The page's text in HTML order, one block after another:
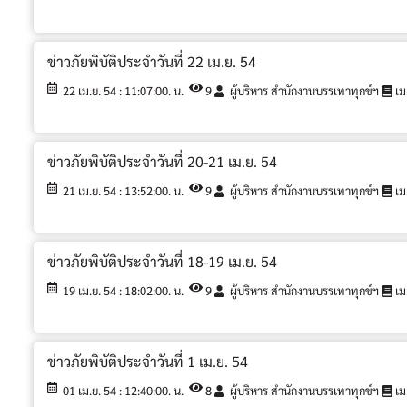
ข่าวภัยพิบัติประจำวันที่ 22 เม.ย. 54
22 เม.ย. 54 : 11:07:00. น. 9 ผู้บริหาร สำนักงานบรรเทาทุกข์ฯ เ
ข่าวภัยพิบัติประจำวันที่ 20-21 เม.ย. 54
21 เม.ย. 54 : 13:52:00. น. 9 ผู้บริหาร สำนักงานบรรเทาทุกข์ฯ เ
ข่าวภัยพิบัติประจำวันที่ 18-19 เม.ย. 54
19 เม.ย. 54 : 18:02:00. น. 9 ผู้บริหาร สำนักงานบรรเทาทุกข์ฯ เ
ข่าวภัยพิบัติประจำวันที่ 1 เม.ย. 54
01 เม.ย. 54 : 12:40:00. น. 8 ผู้บริหาร สำนักงานบรรเทาทุกข์ฯ เ